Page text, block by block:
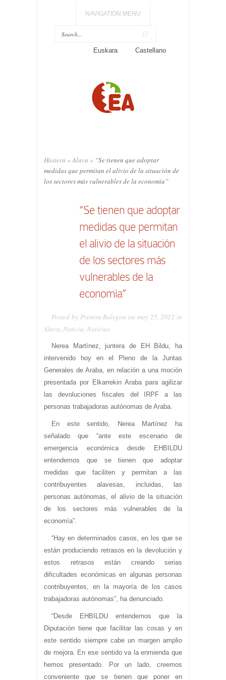
NAVIGATION MENU
Euskara Castellano
Hasiera » Alava » “Se tienen que adoptar
medidas que permitan el alivio de la situación de
los sectores más vulnerables de la economía”
“Se tienen que adoptar
medidas que permitan
el alivio de la situación
de los sectores más
vulnerables de la
economía”
Posted by Prentsa Bulegoa on may 25, 2022 in
Alava Noticia Noticias
Nerea Martínez, juntera de EH Bildu, ha
intervenido hoy en el Pleno de la Juntas
Generales de Araba, en relación a una moción
presentada por Elkarrekin Araba para agilizar
las devoluciones fiscales del IRPF a las
personas trabajadoras autónomas de Araba.
En este sentido, Nerea Martínez ha
señalado que “ante este escenario de
emergencia económica desde EHBILDU
entendemos que se tienen que adoptar
medidas que faciliten y permitan a las
contribuyentes alavesas, incluidas, las
personas autónomas, el alivio de la situación
de los sectores más vulnerables de la
economía”.
“Hay en determinados casos, en los que se
están produciendo retrasos en la devolución y
estos retrasos están creando serias
dificultades económicas en algunas personas
contribuyentes, en la mayoría de los casos
trabajadoras autónomas”, ha denunciado.
“Desde EHBILDU entendemos que la
Diputación tiene que facilitar las cosas y en
este sentido siempre cabe un margen amplio
de mejora. En ese sentido va la enmienda que
hemos presentado. Por un lado, creemos
conveniente que se tienen que poner en